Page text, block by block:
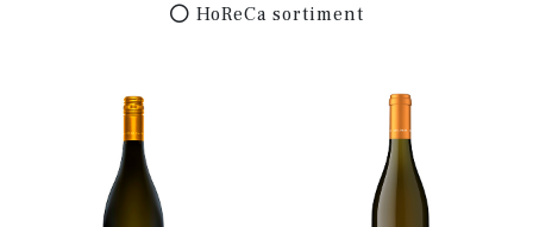
HoReCa sortiment